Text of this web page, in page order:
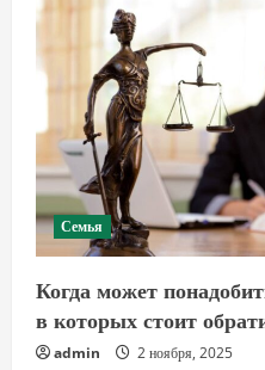
Семья
Когда может
в которых стоит
admin 2 ноября, 2025